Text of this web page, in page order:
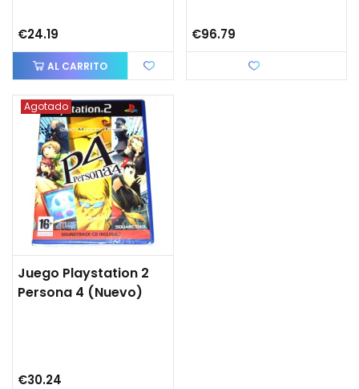
€24.19
AL CARRITO
€96.79
Agotado
Juego Playstation 2
Persona 4 (Nuevo)
€30.24